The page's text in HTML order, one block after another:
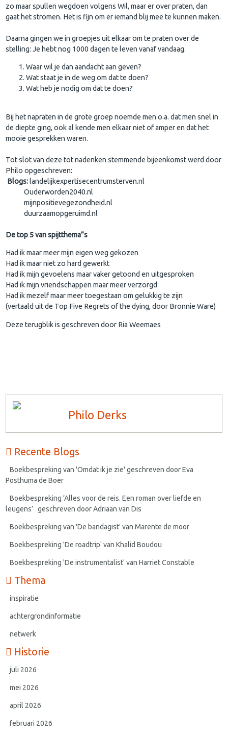
zo maar spullen wegdoen volgens Wil, maar er over praten, dan
gaat het stromen. Het is fijn om er iemand blij mee te kunnen maken.
Daarna gingen we in groepjes uit elkaar om te praten over de
stelling: Je hebt nog 1000 dagen te leven vanaf vandaag.
Waar wil je dan aandacht aan geven?
Wat staat je in de weg om dat te doen?
Wat heb je nodig om dat te doen?
Bij het napraten in de grote groep noemde men o.a. dat men snel in
de diepte ging, ook al kende men elkaar niet of amper en dat het
mooie gesprekken waren.
Tot slot van deze tot nadenken stemmende bijeenkomst werd door
Philo opgeschreven:
Blogs: landelijkexpertisecentrumsterven.nl
Ouderworden2040.nl
mijnpositievegezondheid.nl
duurzaamopgeruimd.nl
De top 5 van spijtthema”s
Had ik maar meer mijn eigen weg gekozen
Had ik maar niet zo hard gewerkt
Had ik mijn gevoelens maar vaker getoond en uitgesproken
Had ik mijn vriendschappen maar meer verzorgd
Had ik mezelf maar meer toegestaan om gelukkig te zijn
(vertaald uit de Top Five Regrets of the dying, door Bronnie Ware)
Deze terugblik is geschreven door Ria Weemaes
Philo Derks
Recente Blogs
Boekbespreking van 'Omdat ik je zie' geschreven door Eva
Posthuma de Boer
Boekbespreking ‘Alles voor de reis. Een roman over liefde en
leugens’ geschreven door Adriaan van Dis
Boekbespreking van 'De bandagist' van Marente de moor
Boekbespreking 'De roadtrip' van Khalid Boudou
Boekbespreking 'De instrumentalist' van Harriet Constable
Thema
inspiratie
achtergrondinformatie
netwerk
Historie
juli 2026
mei 2026
april 2026
februari 2026